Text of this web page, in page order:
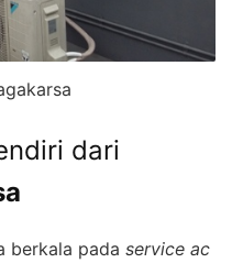
dari
berkala pada service ac